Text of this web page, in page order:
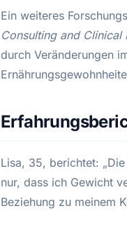
Ein weiteres
Consulting and Clinical
durch Veränderungen
Lisa, 35, berichtet:
nur, dass ich Gewicht
Beziehung zu meinem